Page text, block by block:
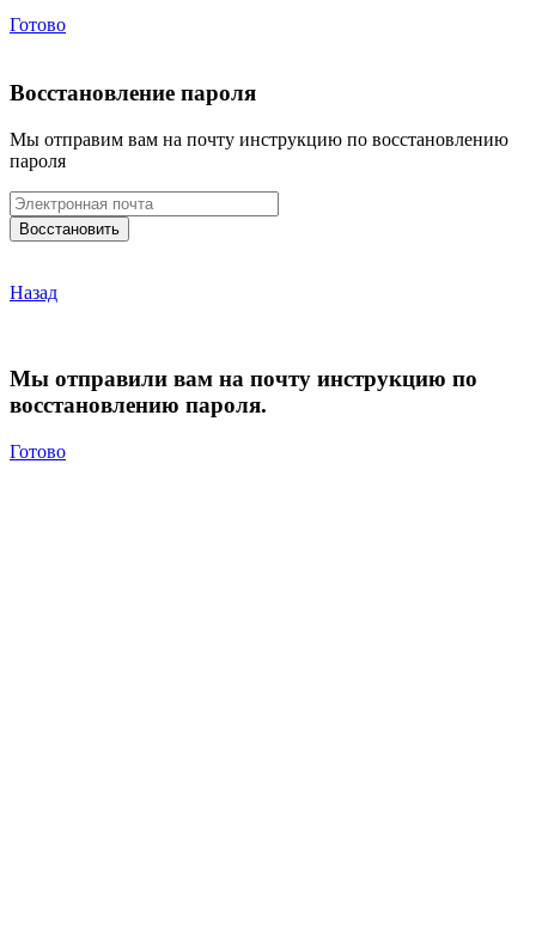
Готово
Восстановление пароля
Мы отправим вам на почту инструкцию по восстановлению
пароля
Назад
Мы отправили вам на почту инструкцию по
восстановлению пароля.
Готово